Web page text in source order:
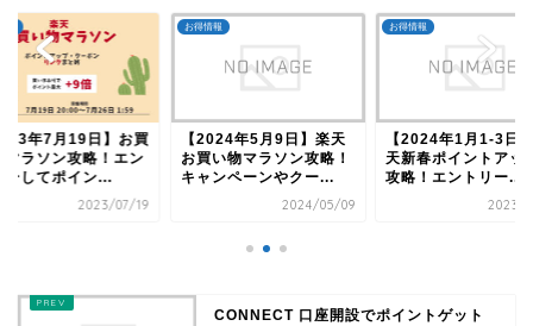
お得情報
【2024年5月9日】楽天
お買い物マラソン攻略！
キャンペーンやクー...
2024/05/09
【2024年1月1-3日】楽
天新春ポイントアップ祭
攻略！エントリー...
2023/12/31
【2023年7
い物マラソ
トリーして
CONNECT 口座開設でポイントゲット